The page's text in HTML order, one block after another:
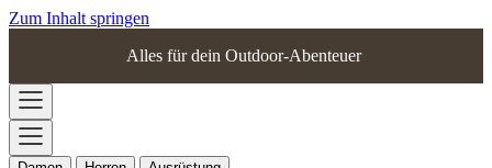
Zum Inhalt springen
Alles für dein Outdoor-Abenteuer